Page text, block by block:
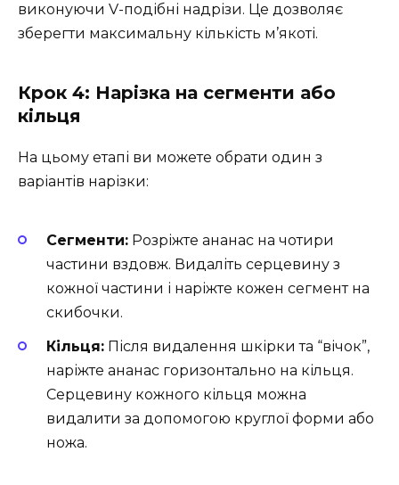
виконуючи V-подібні надрізи. Це дозволяє
зберегти максимальну кількість м’якоті.
Крок 4: Нарізка на сегменти або
кільця
На цьому етапі ви можете обрати один з
варіантів нарізки:
Сегменти: Розріжте ананас на чотири
частини вздовж. Видаліть серцевину з
кожної частини і наріжте кожен сегмент на
скибочки.
Кільця: Після видалення шкірки та “вічок”,
наріжте ананас горизонтально на кільця.
Серцевину кожного кільця можна
видалити за допомогою круглої форми або
ножа.